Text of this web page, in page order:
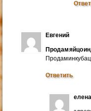
Евгений
Продам яйцо
Продам
Ответить
елена